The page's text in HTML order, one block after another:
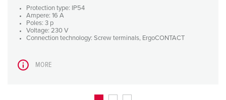
Protection type: IP54
Ampere: 16 A
Poles: 3 p
Voltage: 230 V
Connection technology: Screw terminals, ErgoCONTACT
MORE